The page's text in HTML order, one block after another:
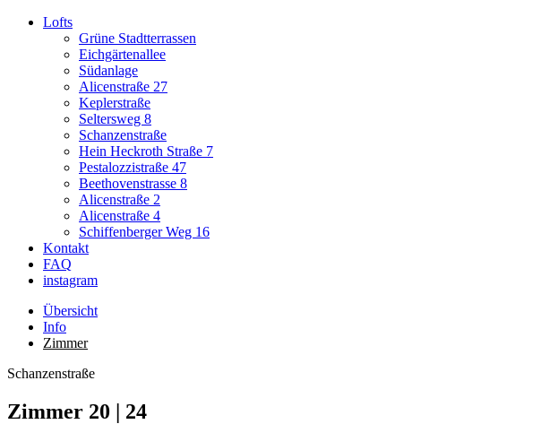
Lofts
Grüne Stadtterrassen
Eichgärtenallee
Südanlage
Alicenstraße 27
Keplerstraße
Seltersweg 8
Schanzenstraße
Hein Heckroth Straße 7
Pestalozzistraße 47
Beethovenstrasse 8
Alicenstraße 2
Alicenstraße 4
Schiffenberger Weg 16
Kontakt
FAQ
instagram
Übersicht
Info
Zimmer
Schanzenstraße
Zimmer 20 | 24